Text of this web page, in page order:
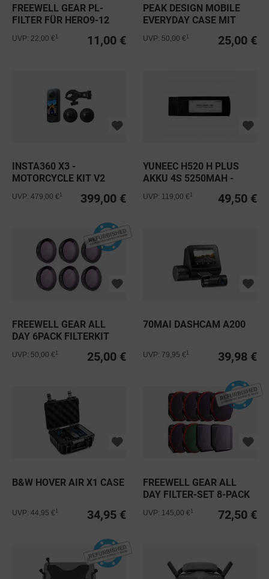
FREEWELL GEAR PL-
FILTER FÜR HERO9-12
11,00 €
UVP: 22,00 €
PEAK DESIGN MOBILE
EVERYDAY CASE MIT
LOOP FÜR...
25,00 €
UVP: 50,00 €
INSTA360 X3 -
MOTORCYCLE KIT V2
399,00 €
UVP: 479,00 €
YUNEEC H520 H PLUS
AKKU 4S 5250MAH -
49,50 €
UVP: 119,00 €
FREEWELL GEAR ALL
DAY 6PACK FILTERKIT
NUR FÜR...
25,00 €
UVP: 50,00 €
70MAI DASHCAM A200
39,98 €
UVP: 79,95 €
B&W HOVER AIR X1 CASE
34,95 €
UVP: 44,95 €
FREEWELL GEAR ALL
DAY FILTER-SET 8-PACK
72,50 €
UVP: 145,00 €